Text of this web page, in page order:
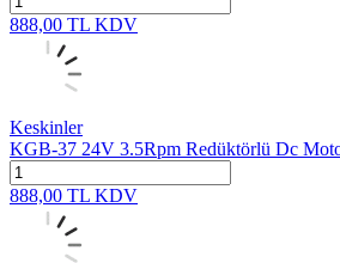
888,00 TL KDV
Keskinler
KGB-37 24V 3.5Rpm Redüktörlü Dc
888,00 TL KDV